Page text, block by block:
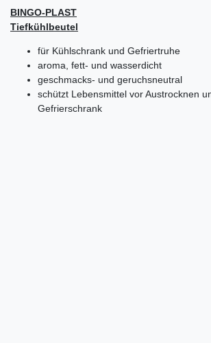
BINGO-PLAST
Tiefkühlbeutel
für Kühlschrank und Gefriertruhe
aroma, fett- und wasserdicht
geschmacks- und geruchsneutral
schützt Lebensmittel vor Austrocknen
Gefrierschrank